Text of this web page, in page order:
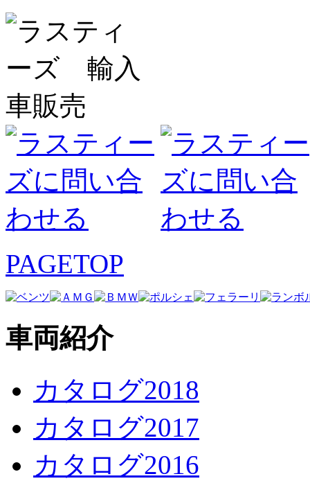
PAGETOP
車両紹介
カタログ2018
カタログ2017
カタログ2016